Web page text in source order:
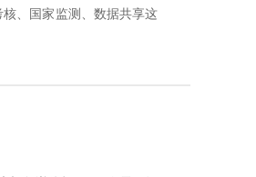
、国家监测、数据共享这